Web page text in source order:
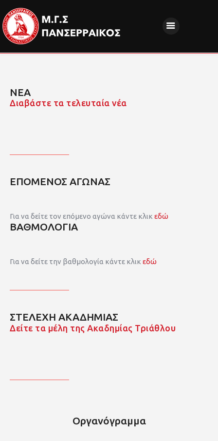
ΑΚΑΔΗΜΙΕΣ
ΚΟΙΝΩΝΙΚΗ ΕΥΘΥΝΗ
ΝΕΑ
Διαβάστε τα τελευταία νέα
ΕΠΟΜΕΝΟΣ ΑΓΩΝΑΣ
Για να δείτε τον επόμενο αγώνα κάντε κλικ εδώ
ΒΑΘΜΟΛΟΓΙΑ
Για να δείτε την βαθμολογία κάντε κλικ εδώ
ΣΤΕΛΕΧΗ ΑΚΑΔΗΜΙΑΣ
Δείτε τα μέλη της Ακαδημίας Τριάθλου
Οργανόγραμμα